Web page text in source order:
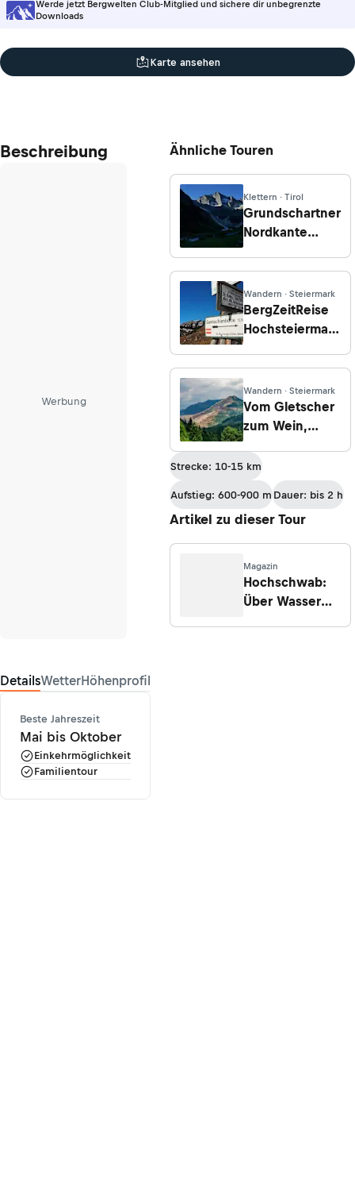
Werde jetzt Bergwelten Club-Mitglied und sichere dir unbegrenzte
Downloads
Karte ansehen
Beschreibung
Werbung
DetailsWetterHöhenprofil
Beste Jahreszeit
Mai bis Oktober
Einkehrmöglichkeit
Familientour
Ähnliche Touren
Klettern · Tirol
Grundschartner
Nordkante
Wandern · Steiermark
BergZeitReise
Hochsteiermark
Etmißl -
Tragöß/Grüner
See -
Sonnschienalm
Wandern · Steiermark
Vom Gletscher
zum Wein,
Etappe 12: Von
Radmer nach
Eisenerz
Strecke: 10-15 km
Aufstieg: 600-900 m Dauer: bis 2 h
Artikel zu dieser Tour
Magazin
Hochschwab:
Über Wasser